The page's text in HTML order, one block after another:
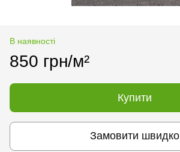
В наявності
850 грн/м²
Купити
Замовити швидко